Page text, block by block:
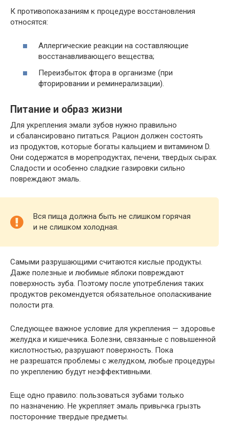
К противопоказаниям к процедуре восстановления
относятся:
Аллергические реакции на составляющие
восстанавливающего вещества;
Переизбыток фтора в организме (при
фторировании и реминерализации).
Питание и образ жизни
Для укрепления эмали зубов нужно правильно
и сбалансировано питаться. Рацион должен состоять
из продуктов, которые богаты кальцием и витамином D.
Они содержатся в морепродуктах, печени, твердых сырах.
Сладости и особенно сладкие газировки сильно
повреждают эмаль.
Вся пища должна быть не слишком горячая
и не слишком холодная.
Самыми разрушающими считаются кислые продукты.
Даже полезные и любимые яблоки повреждают
поверхность зуба. Поэтому после употребления таких
продуктов рекомендуется обязательное ополаскивание
полости рта.
Следующее важное условие для укрепления — здоровье
желудка и кишечника. Болезни, связанные с повышенной
кислотностью, разрушают поверхность. Пока
не разрешатся проблемы с желудком, любые процедуры
по укреплению будут неэффективными.
Еще одно правило: пользоваться зубами только
по назначению. Не укрепляет эмаль привычка грызть
посторонние твердые предметы.